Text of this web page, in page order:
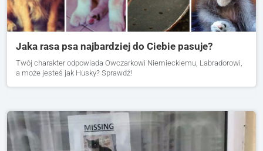
Jaka rasa psa najbardziej do Ciebie pasuje?
Twój charakter odpowiada Owczarkowi Niemieckiemu, Labradorowi,
a może jesteś jak Husky? Sprawdź!